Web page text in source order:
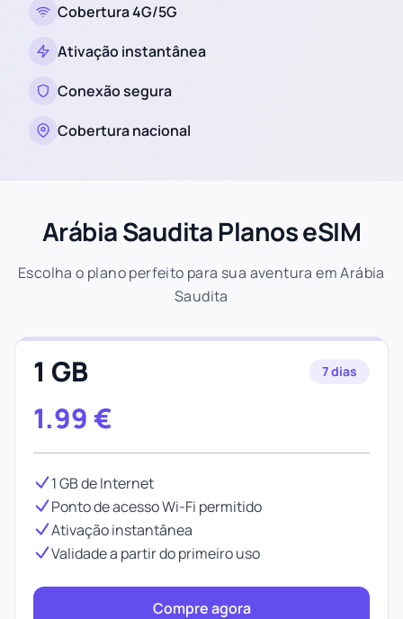
Cobertura 4G/5G
Ativação instantânea
Conexão segura
Cobertura nacional
Arábia Saudita Planos eSIM
Escolha o plano perfeito para sua aventura em Arábia
Saudita
1 GB 7 dias
1.99 €
1 GB de Internet
Ponto de acesso Wi-Fi permitido
Ativação instantânea
Validade a partir do primeiro uso
Compre agora